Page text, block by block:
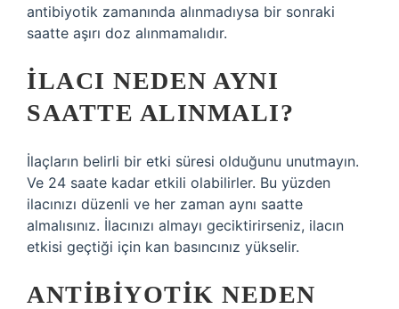
antibiyotik zamanında alınmadıysa bir sonraki
saatte aşırı doz alınmamalıdır.
İLACI NEDEN AYNI
SAATTE ALINMALI?
İlaçların belirli bir etki süresi olduğunu unutmayın.
Ve 24 saate kadar etkili olabilirler. Bu yüzden
ilacınızı düzenli ve her zaman aynı saatte
almalısınız. İlacınızı almayı geciktirirseniz, ilacın
etkisi geçtiği için kan basıncınız yükselir.
ANTIBIYOTIK NEDEN